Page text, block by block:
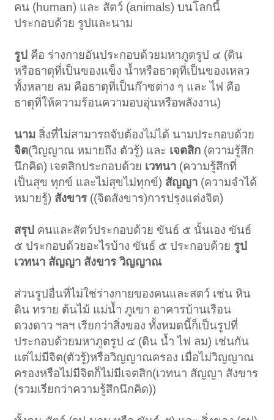
คน (human) และ สัตว์ (animals) บนโลกนี้
ประกอบด้วย รูปและนาม
รูป คือ ร่างกายอันประกอบด้วยมหาภูตรูป ๔ (ดิน
หรือธาตุที่เป็นของแข็ง น้ำหรือธาตุที่เป็นของเหลว
ทั้งหลาย ลม คือธาตุที่เป็นก๊าซต่าง ๆ และ ไฟ คือ
ธาตุที่ให้ความร้อนความอบอุ่นหรือพลังงาน)
นาม สิ่งที่ไม่สามารถจับต้องไม่ได้ นามประกอบด้วย
จิต(วิญญาณ หมายถึง ตัวรู้) และ เจตสิก (ความรู้สึก
นึกคิด) เจตสิกประกอบด้วย เวทนา (ความรู้สึกที่
เป็นสุข ทุกข์ และไม่สุขไม่ทุกข์) สัญญา (ความจำได้
หมายรู้) สังขาร ((จิตสังขาร)การปรุงแต่งจิต)
สรุป คนและสัตว์ประกอบด้วย ขันธ์ ๕ นั้นเอง ขันธ์
๕ ประกอบด้วยอะไรบ้าง ขันธ์ ๕ ประกอบด้วย รูป
เวทนา สัญญา สังขาร วิญญาณ
ส่วนรูปอื่นที่ไม่ใช่ร่างกายของคนและสตว์ เช่น หิน
ดิน ทราย ต้นไม้ แม่น้ำ ภูเขา อาคารบ้านเรือน
ดวงดาว ฯลฯ เรียกว่าสิ่งของ ทั้งหมดนี้ก็เป็นรูปที่
ประกอบด้วยมหาภูตรูป ๔ (ดิน น้ำ ไฟ ลม) เช่นกัน
แต่ไม่มีจิต(ตัวรู้)หรือวิญญาณครอง เมื่อไม่วิญญาณ
ครองหรือไม่มีจิตก็ไม่มีเจตสิก(เวทนา สัญญา สังขาร
(รวมเรียกว่าความรู้สึกนึกคิด))